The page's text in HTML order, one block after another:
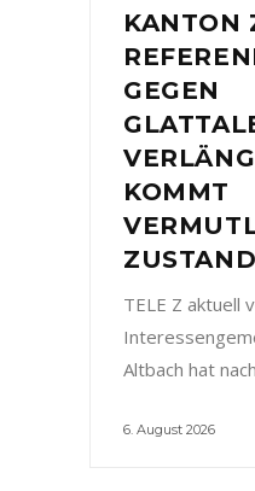
KANTON
GEGEN
KOMMT
TELE Z aktuell
Altbach hat
6. August 2026